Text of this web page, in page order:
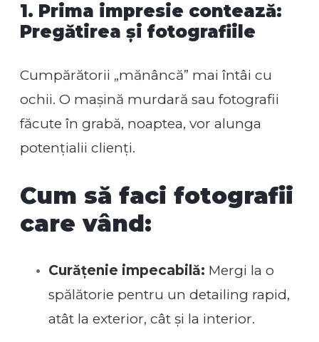
1. Prima impresie contează:
Pregătirea și fotografiile
Cumpărătorii „mănâncă” mai întâi cu
ochii. O mașină murdară sau fotografii
făcute în grabă, noaptea, vor alunga
potențialii clienți.
Cum să faci fotografii
care vând:
Curățenie impecabilă: Mergi la o
spălătorie pentru un detailing rapid,
atât la exterior, cât și la interior.